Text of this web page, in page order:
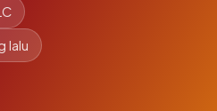
lalu